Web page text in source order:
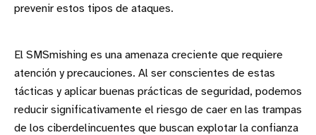
prevenir estos tipos de ataques.
El SMSmishing es una amenaza creciente que requiere
atención y precauciones. Al ser conscientes de estas
tácticas y aplicar buenas prácticas de seguridad, podemos
reducir significativamente el riesgo de caer en las trampas
de los ciberdelincuentes que buscan explotar la confianza